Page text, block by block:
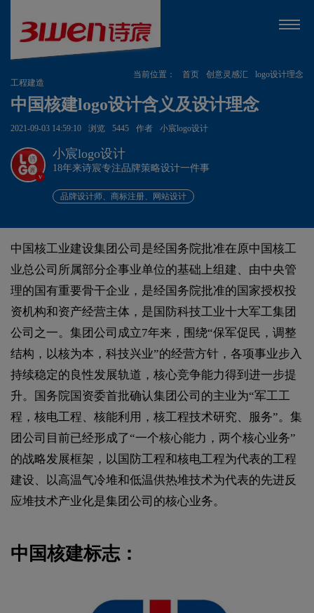
当前位置： 首页 创意灵感汇
logo设计理念
工程建造
中国核建logo设计含义及设计理念
2021-09-03 14:59:10 浏览 5445 作者 小宸logo设计
v
小宸logo设计
18年来诗宸专注品牌策略设计一件事
品牌设计师、商标注册、网站设计
中国核工业建设集团公司是经国务院批准在原中国核工
业总公司所属部分企事业单位的基础上组建、由中央管
理的国有重要骨干企业，是经国务院批准的国家授权投
资机构和资产经营主体，是国防科技工业十大军工集团
公司之一。集团公司成立7年来，围绕“保军促民，调整
结构，以核为本，科技兴业”的经营方针，各项事业步入
持续稳定的良性发展轨道，核心竞争能力得到进一步提
升。国务院国资委首批确认集团公司的主业为“军工工
程，核电工程、核能利用，核工程技术研究、服务”。集
团公司目前已经形成了“一个核心能力，两个核心业务”
的战略发展框架，以国防工程和核电工程为代表的工程
建设、以高温气冷堆和低温供热堆技术为代表的先进反
应堆技术产业化是集团公司的核心业务。
中国核建标志：